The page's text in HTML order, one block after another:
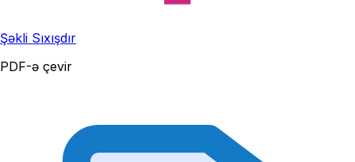
Şəkli Sıxışdır
PDF-ə çevir